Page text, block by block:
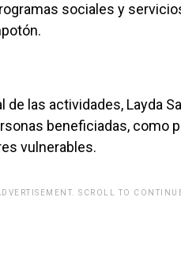
sociales y
de las actividades, Layda
beneficiadas, como
vulnerables.
SCROLL TO